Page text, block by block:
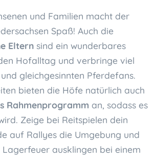
und Familien macht der
Spaß! Auch die
Eltern sind ein wunderbares
Hofalltag und verbringe viel
gleichgesinnten Pferdefans.
bieten die Höfe natürlich auch
Rahmenprogramm an, sodass es
Zeige bei Reitspielen dein
auf Rallyes die Umgebung und
Lagerfeuer ausklingen bei einem